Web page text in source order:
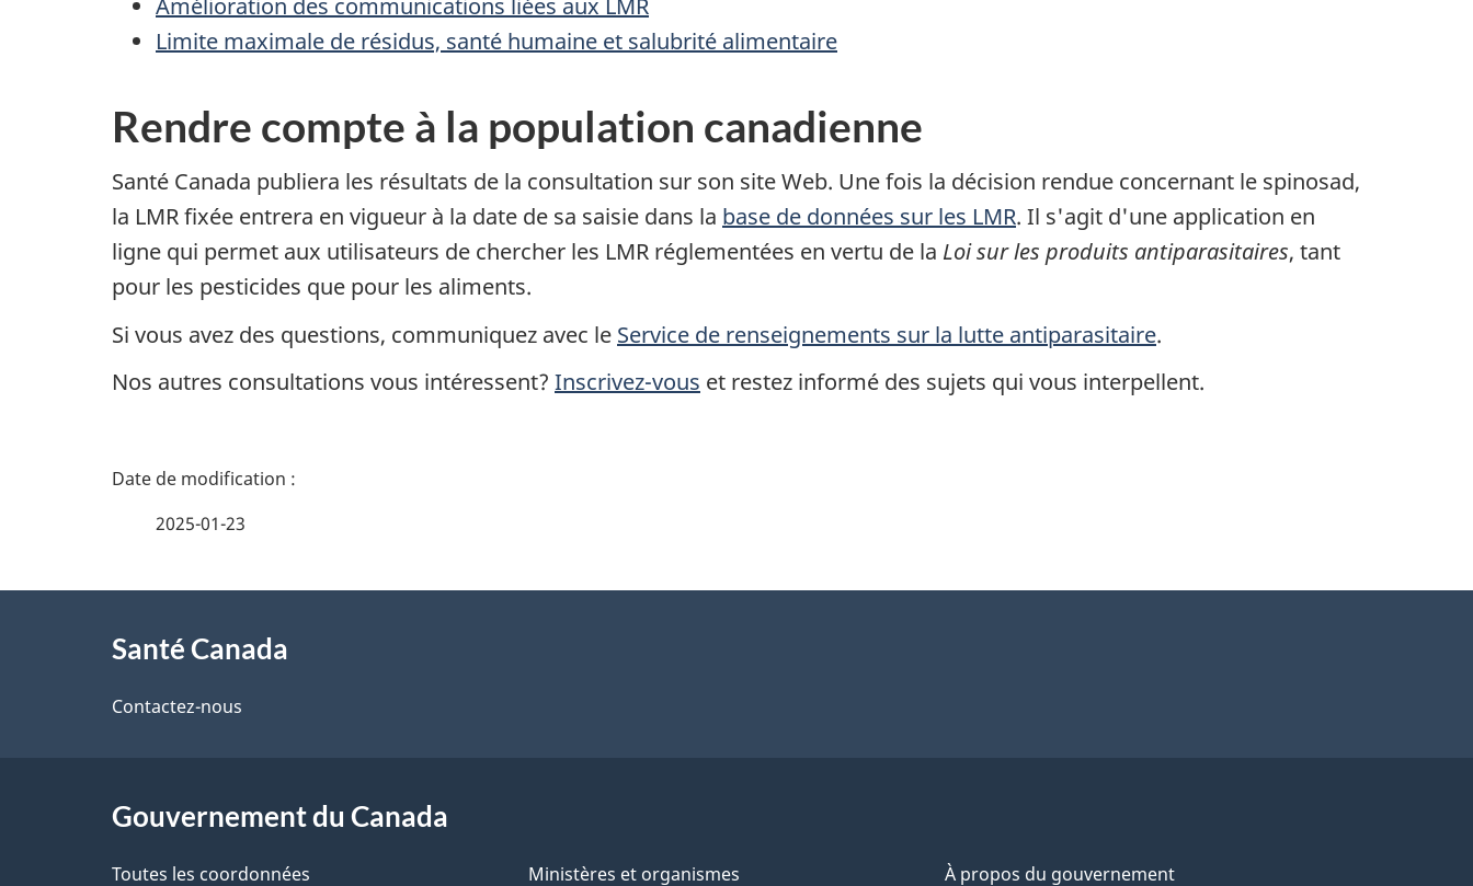
Limite maximale de résidus, santé humaine et salubrité alimentaire
Rendre compte à la population canadienne
Santé Canada publiera les résultats de la consultation sur son site Web. Une fois la décision rendue concernant le spinosad,
la LMR fixée entrera en vigueur à la date de sa saisie dans la base de données sur les LMR. Il s'agit d'une application en
ligne qui permet aux utilisateurs de chercher les LMR réglementées en vertu de la Loi sur les produits antiparasitaires, tant
pour les pesticides que pour les aliments.
Si vous avez des questions, communiquez avec le Service de renseignements sur la lutte antiparasitaire.
Nos autres consultations vous intéressent? Inscrivez-vous et restez informé des sujets qui vous interpellent.
D
a
l
d
2025-01-23
proposSanté Canada
Contactez-nous
Gouvernement du Canada
Toutes les coordonnées Ministères et organismes À propos du gouvernement